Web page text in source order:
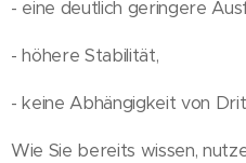
- eine deutlich geringere
- höhere Stabilität,
- keine Abhängigkeit von
Wie Sie bereits wissen,